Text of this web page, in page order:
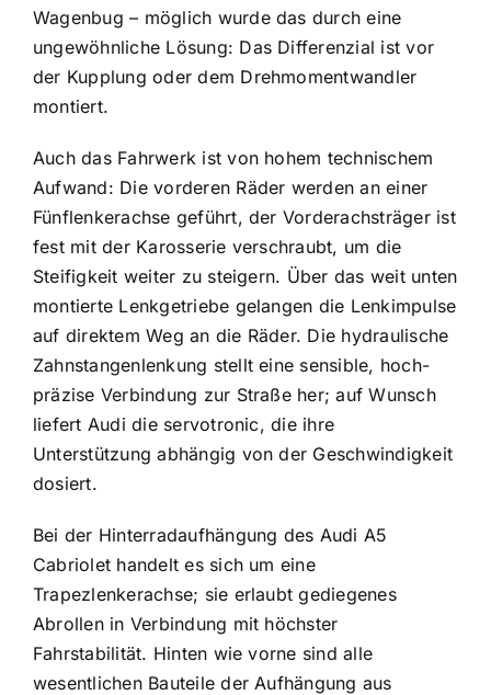
Wagenbug – möglich wurde das durch eine
ungewöhnliche Lösung: Das Differenzial ist vor
der Kupplung oder dem Drehmomentwandler
montiert.
Auch das Fahrwerk ist von hohem technischem
Aufwand: Die vorderen Räder werden an einer
Fünflenkerachse geführt, der Vorderachsträger ist
fest mit der Karosserie verschraubt, um die
Steifigkeit weiter zu steigern. Über das weit unten
montierte Lenkgetriebe gelangen die Lenkimpulse
auf direktem Weg an die Räder. Die hydraulische
Zahnstangenlenkung stellt eine sensible, hoch­
präzise Verbindung zur Straße her; auf Wunsch
liefert Audi die servotronic, die ihre
Unterstützung abhängig von der Geschwindigkeit
dosiert.
Bei der Hinterradaufhängung des Audi A5
Cabriolet handelt es sich um eine
Trapezlenkerachse; sie erlaubt gediegenes
Abrollen in Verbindung mit höchster
Fahrstabilität. Hinten wie vorne sind alle
wesentlichen Bauteile der Aufhängung aus